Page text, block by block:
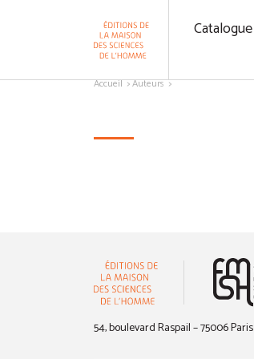
Catalogue
Accueil Auteurs
54, boulevard Raspail – 75006 Paris